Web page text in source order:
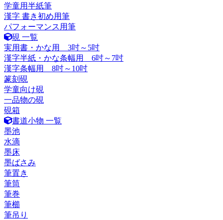
学童用半紙筆
漢字 書き初め用筆
パフォーマンス用筆
硯 一覧
実用書・かな用 3吋～5吋
漢字半紙・かな条幅用 6吋～7吋
漢字条幅用 8吋～10吋
篆刻硯
学童向け硯
一品物の硯
硯箱
書道小物 一覧
墨池
水滴
墨床
墨ばさみ
筆置き
筆筒
筆巻
筆櫛
筆吊り